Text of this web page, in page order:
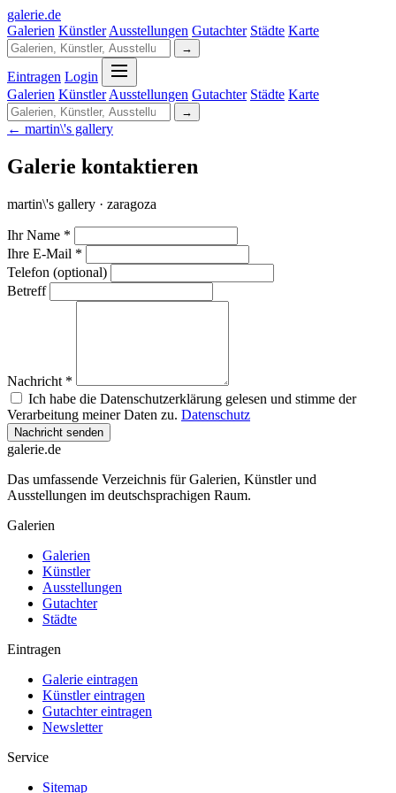
galerie.de
Galerien Künstler Ausstellungen Gutachter Städte Karte
→
Eintragen Login
Galerien Künstler Ausstellungen Gutachter Städte Karte
→
← martin\'s gallery
Galerie kontaktieren
martin\'s gallery · zaragoza
Ihr Name *
Ihre E-Mail *
Telefon (optional)
Betreff
Nachricht *
Ich habe die Datenschutzerklärung gelesen und stimme der
Verarbeitung meiner Daten zu. Datenschutz
Nachricht senden
galerie.de
Das umfassende Verzeichnis für Galerien, Künstler und
Ausstellungen im deutschsprachigen Raum.
Galerien
Galerien
Künstler
Ausstellungen
Gutachter
Städte
Eintragen
Galerie eintragen
Künstler eintragen
Gutachter eintragen
Newsletter
Service
Sitemap